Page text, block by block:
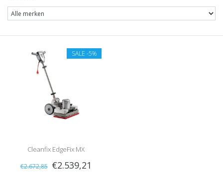
SALE -5%
Cleanfix EdgeFix MX
€2.672,85 €2.539,21